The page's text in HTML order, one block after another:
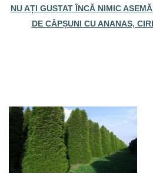
NU AȚI GUSTAT ÎNCĂ NIMIC
DE CĂPȘUNI CU ANANAS,